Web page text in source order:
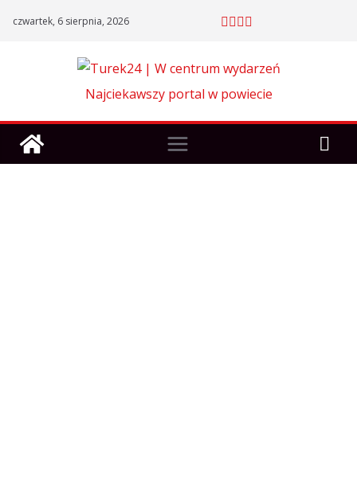
czwartek, 6 sierpnia, 2026
Najciekawszy portal w powiecie